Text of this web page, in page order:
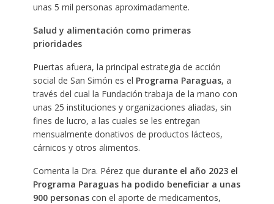
unas 5 mil personas aproximadamente.
Salud y alimentación como primeras
prioridades
Puertas afuera, la principal estrategia de acción
social de San Simón es el Programa Paraguas, a
través del cual la Fundación trabaja de la mano con
unas 25 instituciones y organizaciones aliadas, sin
fines de lucro, a las cuales se les entregan
mensualmente donativos de productos lácteos,
cárnicos y otros alimentos.
Comenta la Dra. Pérez que durante el año 2023 el
Programa Paraguas ha podido beneficiar a unas
900 personascon el aporte de medicamentos,